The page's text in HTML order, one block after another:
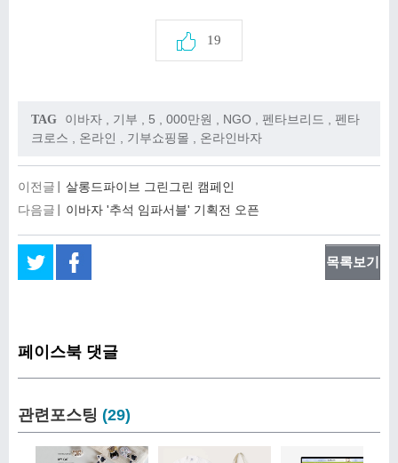
19
TAG 이바자 , 기부 , 5 , 000만원 , NGO , 펜타브리드 , 펜타
크로스 , 온라인 , 기부쇼핑몰 , 온라인바자
이전글
살롱드파이브 그린그린 캠페인
다음글
이바자 '추석 임파서블' 기획전 오픈
목록보기
페이스북 댓글
관련포스팅 (29)